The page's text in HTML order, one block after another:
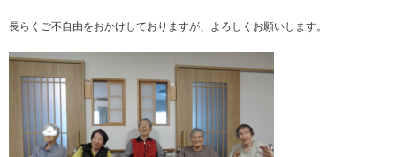
長らくご不自由をおかけしておりますが、よろしくお願いします。